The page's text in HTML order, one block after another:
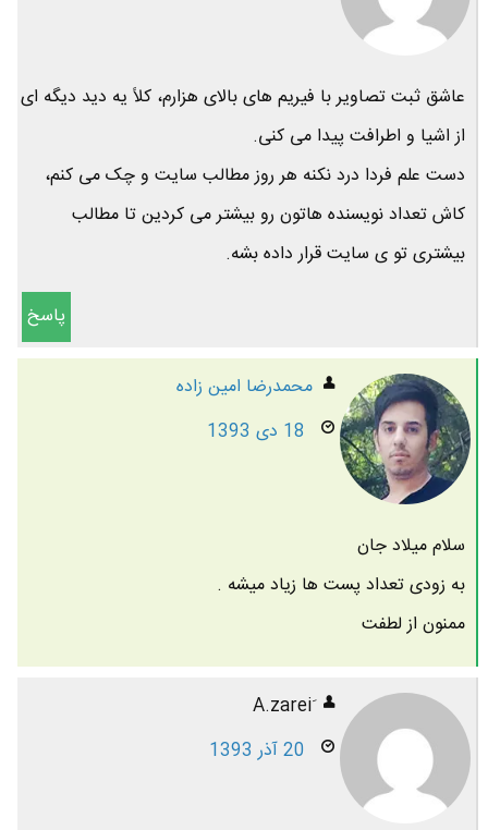
عاشق ثبت تصاویر با فیریم های بالای هزارم، کلاً یه دید دیگه ای
از اشیا و اطرافت پیدا می کنی.
دست علم فردا درد نکنه هر روز مطالب سایت و چک می کنم،
کاش تعداد نویسنده هاتون رو بیشتر می کردین تا مطالب
بیشتری تو ی سایت قرار داده بشه.
پاسخ
محمدرضا امين زاده
18 دی 1393
سلام میلاد جان
به زودی تعداد پست ها زیاد میشه .
ممنون از لطفت
َA.zarei
20 آذر 1393